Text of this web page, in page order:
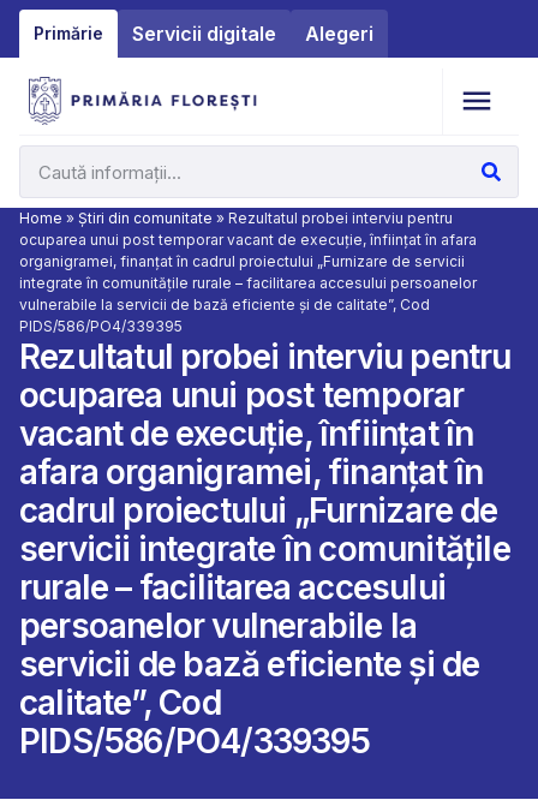
Primărie Servicii digitale Alegeri
Home » Știri din comunitate » Rezultatul probei interviu pentru
ocuparea unui post temporar vacant de execuție, înființat în afara
organigramei, finanțat în cadrul proiectului „Furnizare de servicii
integrate în comunitățile rurale – facilitarea accesului persoanelor
vulnerabile la servicii de bază eficiente și de calitate”, Cod
PIDS/586/PO4/339395
Rezultatul probei interviu pentru
ocuparea unui post temporar
vacant de execuție, înființat în
afara organigramei, finanțat în
cadrul proiectului „Furnizare de
servicii integrate în comunitățile
rurale – facilitarea accesului
persoanelor vulnerabile la
servicii de bază eficiente și de
calitate”, Cod
PIDS/586/PO4/339395